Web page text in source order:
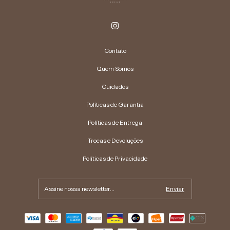
Contato
Quem Somos
Cuidados
Políticas de Garantia
Políticas de Entrega
Trocas e Devoluções
Políticas de Privacidade